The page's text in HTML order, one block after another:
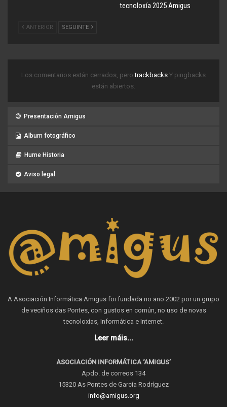
tecnoloxía 2025 Amigus
ANTERIOR SEGUINTE
Los comentarios están cerrados, perotrackbacks Y pingbacks
están abiertos.
Presentación Amigus
Album fotográfico
Hume Historia
Aviso legal
A Asociación Informática Amigus foi fundada no ano 2002 por un grupo
de veciños das Pontes, con gustos en común, no uso de novas
tecnoloxías, Informática e Internet.
Leer máis...
ASOCIACIÓN INFORMÁTICA ‘AMIGUS’
Apdo. de correos 134
15320 As Pontes de García Rodríguez
info@amigus.org